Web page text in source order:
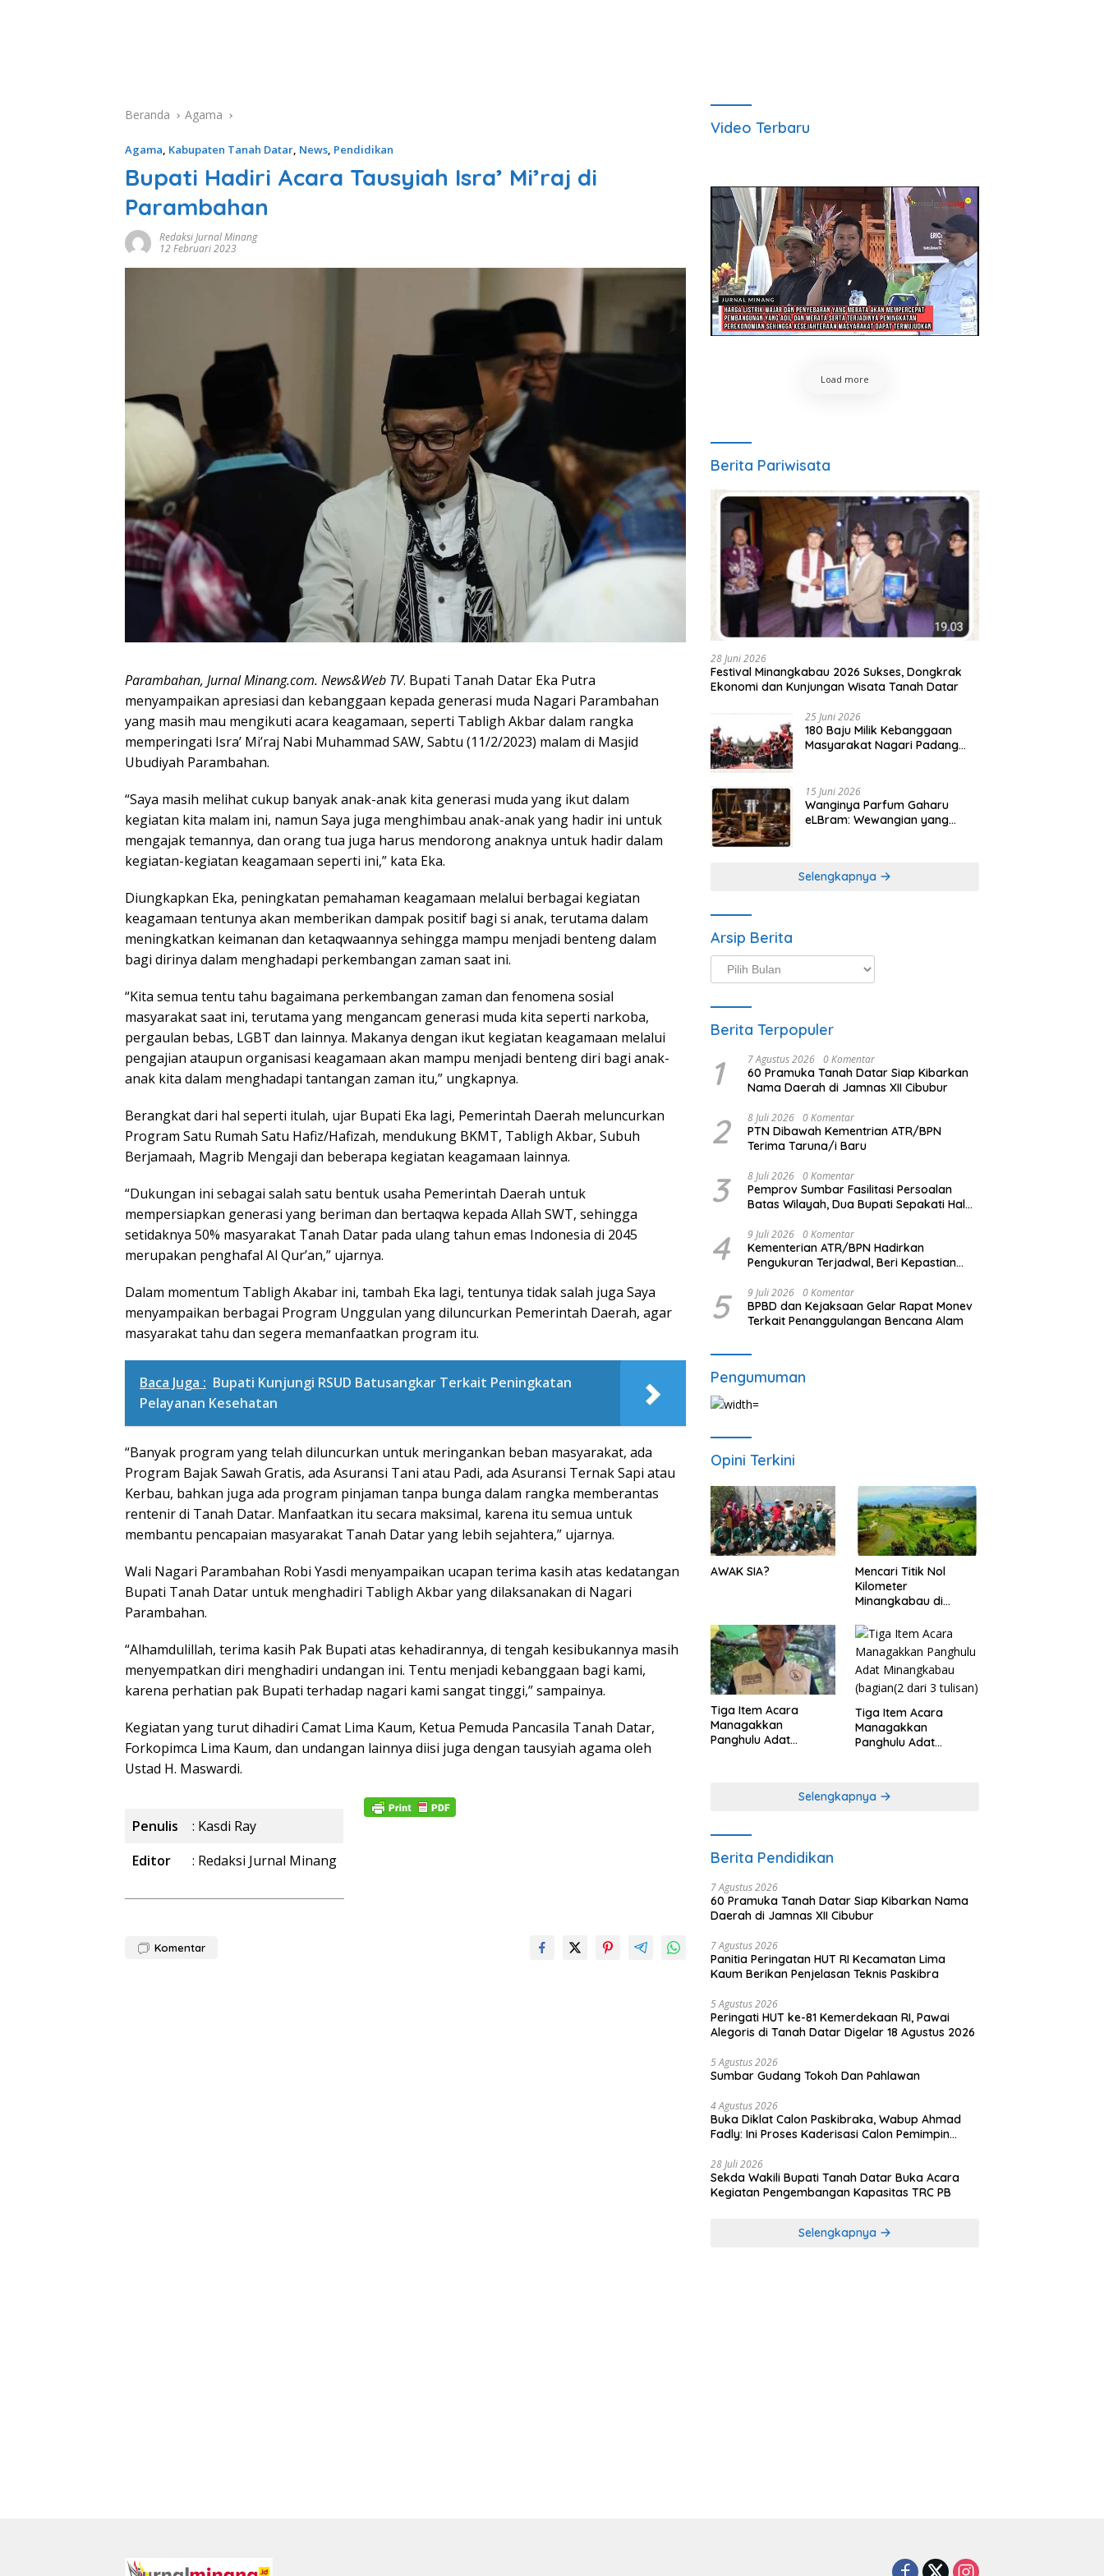
Beranda Agama
Agama, Kabupaten Tanah Datar, News, Pendidikan
Bupati Hadiri Acara Tausyiah Isra’ Mi’raj di
Parambahan
Redaksi Jurnal Minang
12 Februari 2023
Parambahan, Jurnal Minang.com. News&Web TV. Bupati Tanah Datar Eka Putra
menyampaikan apresiasi dan kebanggaan kepada generasi muda Nagari Parambahan
yang masih mau mengikuti acara keagamaan, seperti Tabligh Akbar dalam rangka
memperingati Isra’ Mi’raj Nabi Muhammad SAW, Sabtu (11/2/2023) malam di Masjid
Ubudiyah Parambahan.
“Saya masih melihat cukup banyak anak-anak kita generasi muda yang ikut dalam
kegiatan kita malam ini, namun Saya juga menghimbau anak-anak yang hadir ini untuk
mengajak temannya, dan orang tua juga harus mendorong anaknya untuk hadir dalam
kegiatan-kegiatan keagamaan seperti ini,” kata Eka.
Diungkapkan Eka, peningkatan pemahaman keagamaan melalui berbagai kegiatan
keagamaan tentunya akan memberikan dampak positif bagi si anak, terutama dalam
meningkatkan keimanan dan ketaqwaannya sehingga mampu menjadi benteng dalam
bagi dirinya dalam menghadapi perkembangan zaman saat ini.
“Kita semua tentu tahu bagaimana perkembangan zaman dan fenomena sosial
masyarakat saat ini, terutama yang mengancam generasi muda kita seperti narkoba,
pergaulan bebas, LGBT dan lainnya. Makanya dengan ikut kegiatan keagamaan melalui
pengajian ataupun organisasi keagamaan akan mampu menjadi benteng diri bagi anak-
anak kita dalam menghadapi tantangan zaman itu,” ungkapnya.
Berangkat dari hal seperti itulah, ujar Bupati Eka lagi, Pemerintah Daerah meluncurkan
Program Satu Rumah Satu Hafiz/Hafizah, mendukung BKMT, Tabligh Akbar, Subuh
Berjamaah, Magrib Mengaji dan beberapa kegiatan keagamaan lainnya.
“Dukungan ini sebagai salah satu bentuk usaha Pemerintah Daerah untuk
mempersiapkan generasi yang beriman dan bertaqwa kepada Allah SWT, sehingga
setidaknya 50% masyarakat Tanah Datar pada ulang tahun emas Indonesia di 2045
merupakan penghafal Al Qur’an,” ujarnya.
Dalam momentum Tabligh Akabar ini, tambah Eka lagi, tentunya tidak salah juga Saya
menyampaikan berbagai Program Unggulan yang diluncurkan Pemerintah Daerah, agar
masyarakat tahu dan segera memanfaatkan program itu.
Baca Juga : Bupati Kunjungi RSUD Batusangkar Terkait Peningkatan
Pelayanan Kesehatan
“Banyak program yang telah diluncurkan untuk meringankan beban masyarakat, ada
Program Bajak Sawah Gratis, ada Asuransi Tani atau Padi, ada Asuransi Ternak Sapi atau
Kerbau, bahkan juga ada program pinjaman tanpa bunga dalam rangka memberantas
rentenir di Tanah Datar. Manfaatkan itu secara maksimal, karena itu semua untuk
membantu pencapaian masyarakat Tanah Datar yang lebih sejahtera,” ujarnya.
Wali Nagari Parambahan Robi Yasdi menyampaikan ucapan terima kasih atas kedatangan
Bupati Tanah Datar untuk menghadiri Tabligh Akbar yang dilaksanakan di Nagari
Parambahan.
“Alhamdulillah, terima kasih Pak Bupati atas kehadirannya, di tengah kesibukannya masih
menyempatkan diri menghadiri undangan ini. Tentu menjadi kebanggaan bagi kami,
karena perhatian pak Bupati terhadap nagari kami sangat tinggi,” sampainya.
Kegiatan yang turut dihadiri Camat Lima Kaum, Ketua Pemuda Pancasila Tanah Datar,
Forkopimca Lima Kaum, dan undangan lainnya diisi juga dengan tausyiah agama oleh
Ustad H. Maswardi.
Penulis
: Kasdi Ray
Editor
: Redaksi Jurnal Minang
Komentar
Video Terbaru
Load more
Berita Pariwisata
28 Juni 2026
Festival Minangkabau 2026 Sukses, Dongkrak
Ekonomi dan Kunjungan Wisata Tanah Datar
25 Juni 2026
180 Baju Milik Kebanggaan
Masyarakat Nagari Padang
Minangkabau
15 Juni 2026
Wanginya Parfum Gaharu
eLBram: Wewangian yang
Selengkapnya
Arsip Berita
Arsip
Berita
Berita Terpopuler
1 7 Agustus 2026 0 Komentar
60 Pramuka Tanah Datar Siap Kibarkan
Nama Daerah di Jamnas XII Cibubur
2 8 Juli 2026 0 Komentar
PTN Dibawah Kementrian ATR/BPN
Terima Taruna/i Baru
3 8 Juli 2026 0 Komentar
Pemprov Sumbar Fasilitasi Persoalan
Batas Wilayah, Dua Bupati Sepakati Hal
4 9 Juli 2026 0 Komentar
Kementerian ATR/BPN Hadirkan
Pengukuran Terjadwal, Beri Kepastian
5 9 Juli 2026 0 Komentar
BPBD dan Kejaksaan Gelar Rapat Monev
Terkait Penanggulangan Bencana Alam
Pengumuman
Opini Terkini
AWAK SIA?
Mencari Titik Nol
Kilometer
Minangkabau di
Dimanakah Lokasi
nya?
Tiga Item Acara
Managakkan
Panghulu Adat
Tiga Item Acara
Managakkan
Panghulu Adat
Selengkapnya
Berita Pendidikan
7 Agustus 2026
60 Pramuka Tanah Datar Siap Kibarkan Nama
Daerah di Jamnas XII Cibubur
7 Agustus 2026
Panitia Peringatan HUT RI Kecamatan Lima
Kaum Berikan Penjelasan Teknis Paskibra
5 Agustus 2026
Peringati HUT ke-81 Kemerdekaan RI, Pawai
Alegoris di Tanah Datar Digelar 18 Agustus 2026
5 Agustus 2026
Sumbar Gudang Tokoh Dan Pahlawan
4 Agustus 2026
Buka Diklat Calon Paskibraka, Wabup Ahmad
Fadly: Ini Proses Kaderisasi Calon Pemimpin
28 Juli 2026
Sekda Wakili Bupati Tanah Datar Buka Acara
Kegiatan Pengembangan Kapasitas TRC PB
Selengkapnya